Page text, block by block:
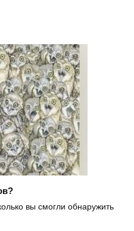
вы смогли обнаружить